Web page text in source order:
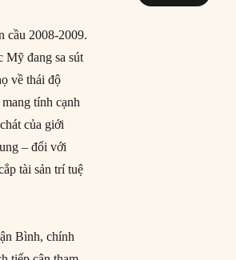
cầu 2008-2009.
Mỹ đang sa sút
về thái độ
tính cạnh
của giới
– đối với
tài sản trí tuệ
Bình, chính